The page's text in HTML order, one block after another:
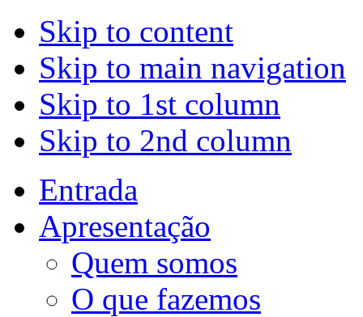
Skip to content
Skip to main navigation
Skip to 1st column
Skip to 2nd column
Entrada
Apresentação
Quem somos
O que fazemos